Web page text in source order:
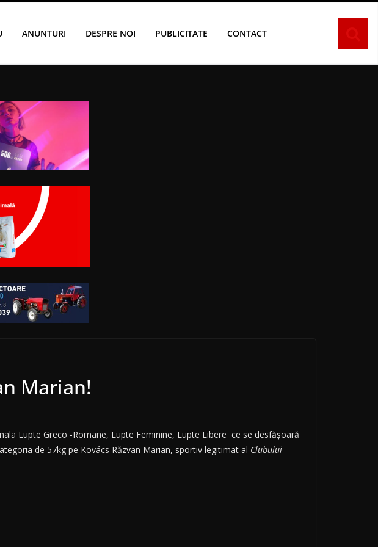
ANUNTURI DESPRE NOI PUBLICITATE CONTACT
Marian!
Lupte Greco -Romane, Lupte Feminine, Lupte Libere ce se desfăşoară
de 57kg pe Kovács Răzvan Marian, sportiv legitimat al Clubului